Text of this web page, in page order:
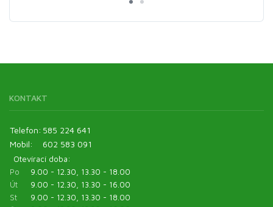
KONTAKT
Telefon: 585 224 641
Mobil:
602 583 091
Otevírací doba:
Po
9.00 - 12.30, 13.30 - 18.00
Út
9.00 - 12.30, 13.30 - 16.00
St
9.00 - 12.30, 13.30 - 18.00